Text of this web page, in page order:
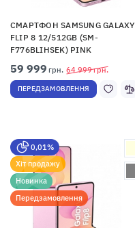
СМАРТФОН SAMSUNG GALAXY
FLIP 8 12/512GB (SM-
F776BLIHSEK) PINK
64 999грн.
59 999 грн.
ПЕРЕДЗАМОВЛЕННЯ
0,01%
Хіт продажу
Новинка
Передзамовлення